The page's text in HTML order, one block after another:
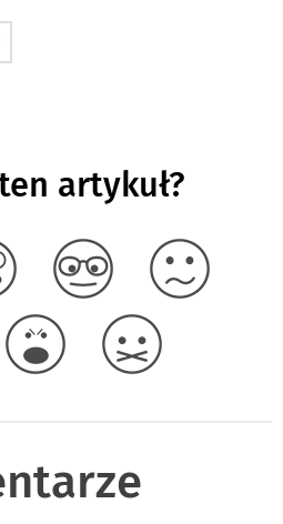
artykuł?